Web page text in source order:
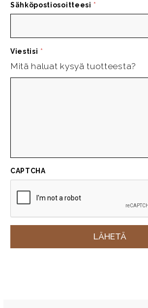
Sähköpostiosoitteesi *
Viestisi *
Mitä haluat kysyä tuotteesta?
CAPTCHA